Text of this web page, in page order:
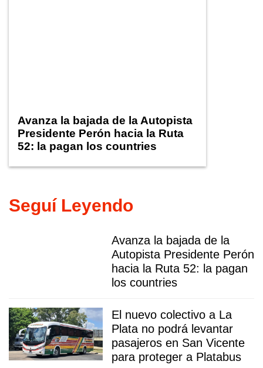
Avanza la bajada de la Autopista
Presidente Perón hacia la Ruta
52: la pagan los countries
Seguí Leyendo
Avanza la bajada de la
Autopista Presidente Perón
hacia la Ruta 52: la pagan
los countries
El nuevo colectivo a La
Plata no podrá levantar
pasajeros en San Vicente
para proteger a Platabus